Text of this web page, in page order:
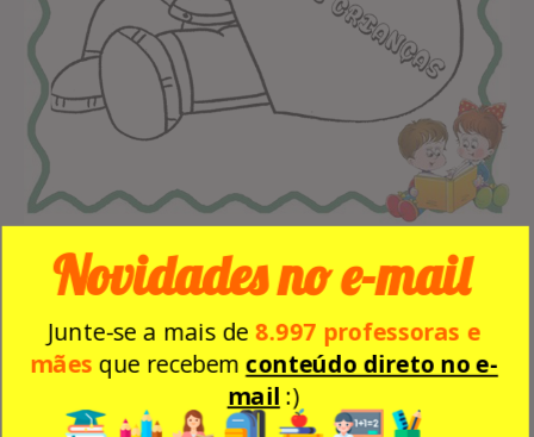
Junte-se a mais de8.997 professoras e
mães que recebemconteúdo direto no e-
mail :)
Novidades no e-mail